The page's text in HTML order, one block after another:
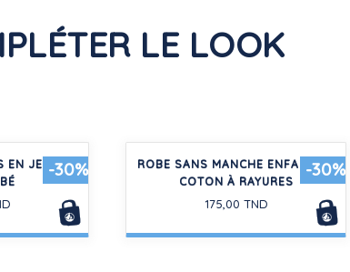
LE LOOK
-30%
EN JERSEY
-30%
ROBE SANS MANCHE ENFANT EN
COTON À RAYURES
175,00 TND